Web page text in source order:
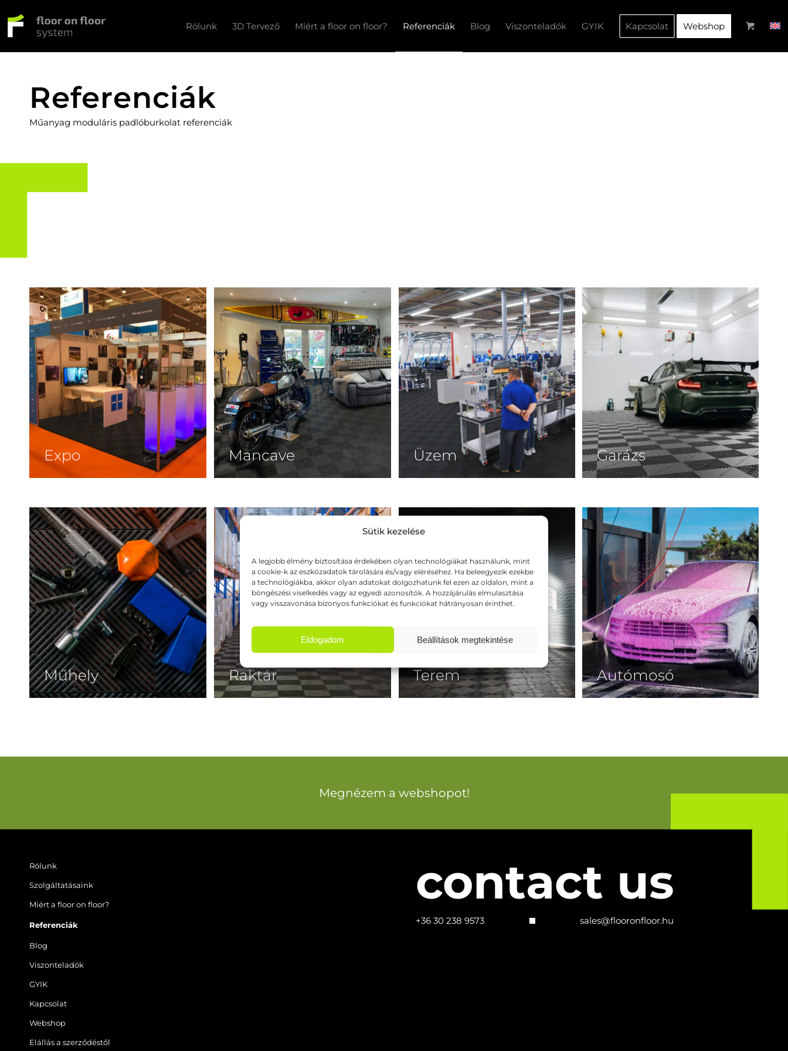
Sütik kezelése
A legjobb élmény biztosítása érdekében olyan technológiákat használunk, mint
a cookie-k az eszközadatok tárolására és/vagy eléréséhez. Ha beleegyezik ezekbe
a technológiákba, akkor olyan adatokat dolgozhatunk fel ezen az oldalon, mint a
böngészési viselkedés vagy az egyedi azonosítók. A hozzájárulás elmulasztása
vagy visszavonása bizonyos funkciókat és funkciókat hátrányosan érinthet.
Eldogadom Beállítások megtekintése
Rólunk 3D Tervező Miért a floor on floor? Referenciák Blog Viszonteladók GYIK Kapcsolat Webshop
Referenciák
Műanyag moduláris padlóburkolat referenciák
Expo Mancave Üzem Garázs
Műhely Raktár Terem Autómosó
Megnézem a webshopot!
Rólunk
Szolgáltatásaink
Miért a floor on floor?
Referenciák
Blog
Viszonteladók
GYIK
Kapcsolat
Webshop
Elállás a szerződéstől
contact us
+36 30 238 9573 sales@flooronfloor.hu